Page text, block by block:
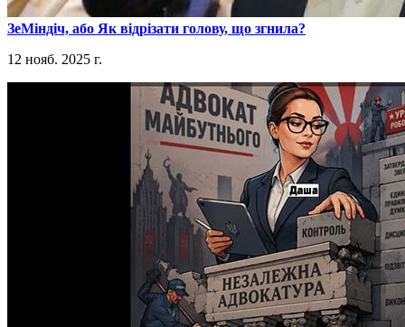
​ЗеМіндіч, або Як відрізати голову, що згнила?
12 нояб. 2025 г.